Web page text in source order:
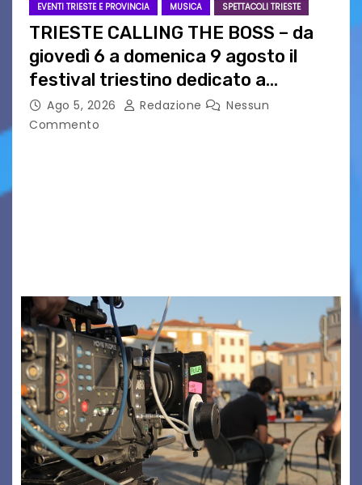
EVENTI TRIESTE E PROVINCIA MUSICA SPETTACOLI TRIESTE
TRIESTE CALLING THE BOSS – da
giovedì 6 a domenica 9 agosto il
festival triestino dedicato a
Springsteen
Ago 5, 2026 Redazione
Nessun
Commento